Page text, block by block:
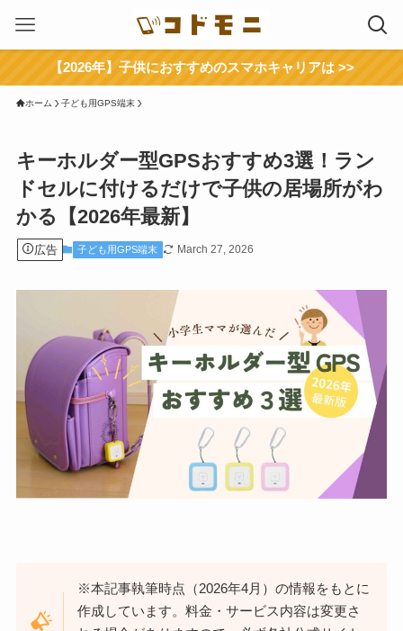
【2026年】子供におすすめのスマホキャリアは >>
ホーム 子ども用GPS端末
キーホルダー型GPSおすすめ3選！ラン
ドセルに付けるだけで子供の居場所がわ
かる【2026年最新】
広告 子ども用GPS端末 March 27, 2026
※本記事執筆時点（2026年4月）の情報をもとに
作成しています。料金・サービス内容は変更さ